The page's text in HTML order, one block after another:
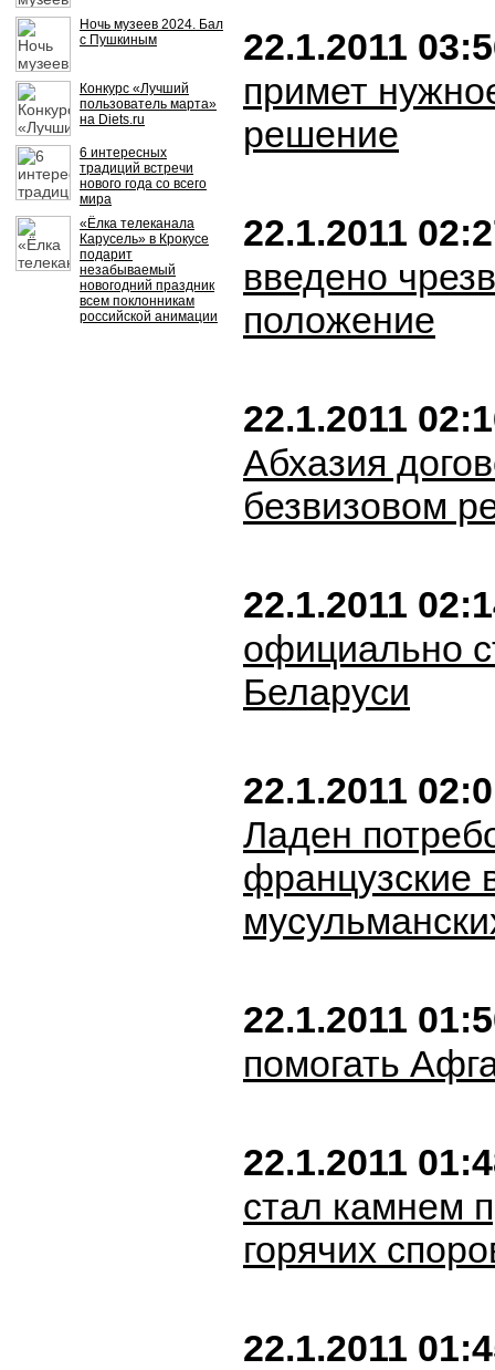
Ночь музеев 2024. Бал
с Пушкиным
Конкурс «Лучший
пользователь марта»
на Diets.ru
6 интересных
традиций встречи
нового года со всего
мира
«Ёлка телеканала
Карусель» в Крокусе
подарит
незабываемый
новогодний праздник
всем поклонникам
российской анимации
22.1.2011
примет
решение
22.1.2011
введено
положение
22.1.2011
Абхазия
безвизовом
22.1.2011
официально
Беларуси
22.1.2011
Ладен
французские
22.1.2011
помогать
22.1.2011
стал камнем
горячих
22.1.2011